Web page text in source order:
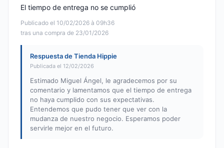
Publicado el 10/02/2026 à 09h36
tras una compra de 23/01/2026
El tiempo de entrega no se cumplió
Respuesta de Tienda Hippie
Publicada el 12/02/2026
Estimado Miguel Ángel, le agradecemos por su
comentario y lamentamos que el tiempo de entrega
no haya cumplido con sus expectativas.
Entendemos que pudo tener que ver con la
mudanza de nuestro negocio. Esperamos poder
servirle mejor en el futuro.